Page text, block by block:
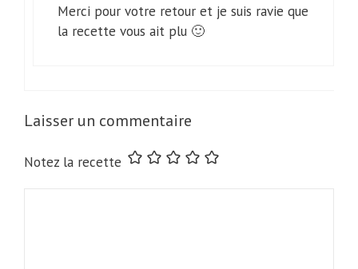
Merci pour votre retour et je suis ravie que
la recette vous ait plu 🙂
Laisser un commentaire
Notez la recette